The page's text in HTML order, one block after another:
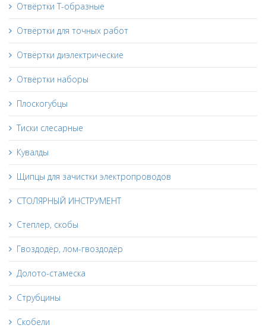
Отвёртки Т-образные
Отвёртки для точных работ
Отвёртки диэлектрические
Отвёртки наборы
Плоскогубцы
Тиски слесарные
Кувалды
Щипцы для зачистки электропроводов
СТОЛЯРНЫЙ ИНСТРУМЕНТ
Степлер, скобы
Гвоздодёр, лом-гвоздодёр
Долото-стамеска
Струбцины
Скобели